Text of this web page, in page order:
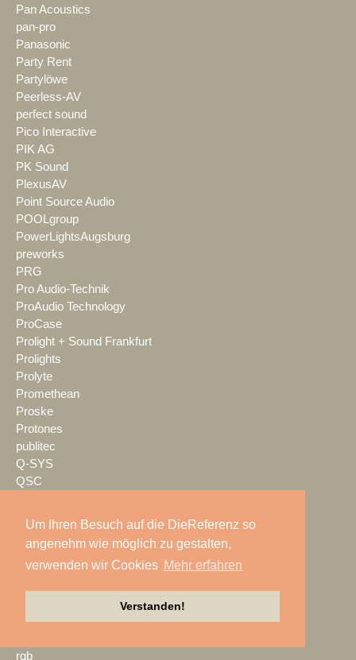
Um Ihren Besuch auf die DieReferenz so
angenehm wie möglich zu gestalten,
verwenden wir Cookies Mehr erfahren
Verstanden!
Pan Acoustics
pan-pro
Panasonic
Party Rent
Partylöwe
Peerless-AV
perfect sound
Pico Interactive
PIK AG
PK Sound
PlexusAV
Point Source Audio
POOLgroup
PowerLightsAugsburg
preworks
PRG
Pro Audio-Technik
ProAudio Technology
ProCase
Prolight + Sound Frankfurt
Prolights
Prolyte
Promethean
Proske
Protones
publitec
Q-SYS
QSC
Rauschenberger Catering
RCF
RentalNet
rgb